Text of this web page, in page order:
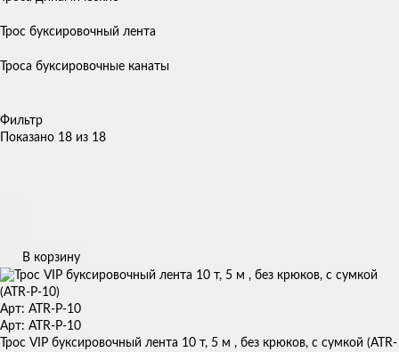
Трос буксировочный лента
Троса буксировочные канаты
Фильтр
Показано 18 из 18
В корзину
Арт: ATR-P-10
Арт: ATR-P-10
Трос VIP буксировочный лента 10 т, 5 м , без крюков, с сумкой (ATR-